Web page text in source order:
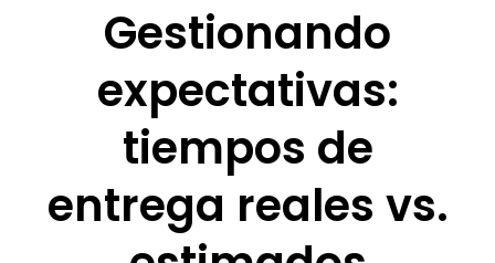
Gestionando
expectativas:
tiempos de
entrega reales vs.